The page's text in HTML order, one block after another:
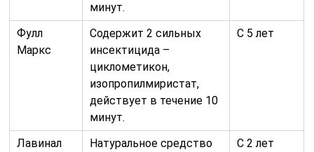
минут.
Фулл
Маркс
Содержит 2 сильных
инсектицида –
циклометикон,
изопропилмиристат,
действует в течение 10
минут.
С 5 лет
Лавинал
Натуральное средство
С 2 лет